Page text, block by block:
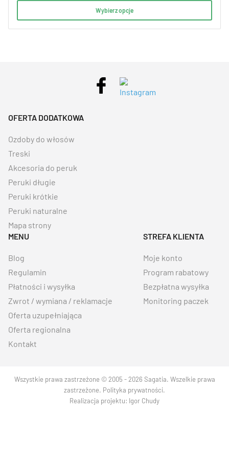
Wybierz opcje
OFERTA DODATKOWA
Ozdoby do włosów
Treski
Akcesoria do peruk
Peruki długie
Peruki krótkie
Peruki naturalne
Mapa strony
MENU
Blog
Regulamin
Płatności i wysyłka
Zwrot / wymiana / reklamacje
Oferta uzupełniająca
Oferta regionalna
Kontakt
STREFA KLIENTA
Moje konto
Program rabatowy
Bezpłatna wysyłka
Monitoring paczek
Wszystkie prawa zastrzeżone © 2005 - 2026 Sagatia. Wszelkie prawa
zastrzeżone. Polityka prywatności.
Realizacja projektu: Igor Chudy